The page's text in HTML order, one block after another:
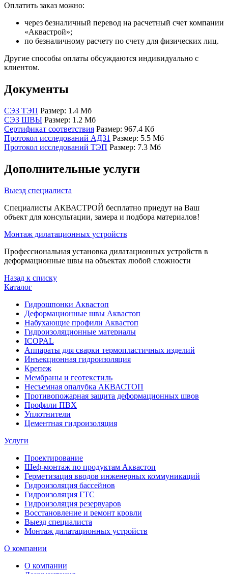
Оплатить заказ можно:
через безналичный перевод на расчетный счет компании
«Аквастрой»;
по безналичному расчету по счету для физических лиц.
Другие способы оплаты обсуждаются индивидуально с
клиентом.
Документы
СЭЗ ТЭП Размер: 1.4 Мб
СЭЗ ШВЫ Размер: 1.2 Мб
Сертификат соответствия Размер: 967.4 Кб
Протокол исследований АД31 Размер: 5.5 Мб
Протокол исследований ТЭП Размер: 7.3 Мб
Дополнительные услуги
Выезд специалиста
Специалисты АКВАСТРОЙ бесплатно приедут на Ваш
объект для консультации, замера и подбора материалов!
Монтаж дилатационных устройств
Профессиональная установка дилатационных устройств в
деформационные швы на объектах любой сложности
Назад к списку
Каталог
Гидрошпонки Аквастоп
Деформационные швы Аквастоп
Набухающие профили Аквастоп
Гидроизоляционные материалы
ICOPAL
Аппараты для сварки термопластичных изделий
Инъекционная гидроизоляция
Крепеж
Мембраны и геотекстиль
Несъемная опалубка АКВАСТОП
Противопожарная защита деформационных швов
Профили ПВХ
Уплотнители
Цементная гидроизоляция
Услуги
Проектирование
Шеф-монтаж по продуктам Аквастоп
Герметизация вводов инженерных коммуникаций
Гидроизоляция бассейнов
Гидроизоляция ГТС
Гидроизоляция резервуаров
Восстановление и ремонт кровли
Выезд специалиста
Монтаж дилатационных устройств
О компании
О компании